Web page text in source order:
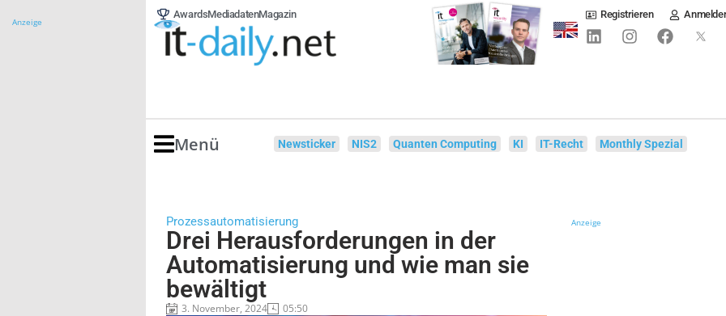
Anzeige
AwardsMediadatenMagazin Registrieren
Menü Newsticker NIS2 Quanten Computing KI IT-Recht Monthly Spezial
Prozessautomatisierung
Drei Herausforderungen in der
Automatisierung und wie man sie
bewältigt
3. November, 2024 05:50
Anzeige